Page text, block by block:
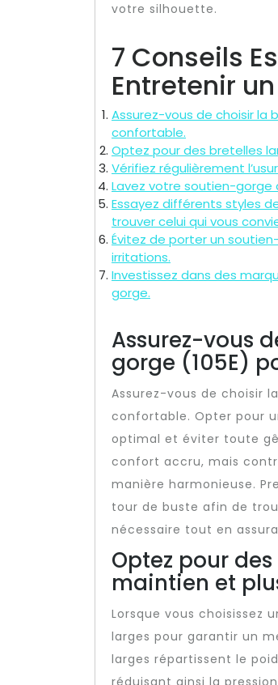
votre silhouette.
7 Conseils
Entretenir
Assurez-vous de choisir la
confortable.
Optez pour des bretelles
Vérifiez régulièrement
Lavez votre soutien-gorge
Essayez différents styles
trouver celui qui vous
Évitez de porter un
irritations.
Investissez dans des
gorge.
Assurez-vous
gorge (105E)
Assurez-vous de choisir
confortable. Opter pour
optimal et éviter toute
confort accru, mais
manière harmonieuse.
tour de buste afin de
nécessaire tout en
Optez pour
maintien et
Lorsque vous choisissez
larges pour garantir un
larges répartissent le
réduisant ainsi la